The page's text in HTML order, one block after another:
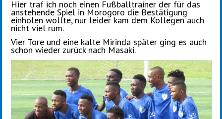
Hier traf ich noch einen Fußballtrainer der für das
anstehende Spiel in Morogoro die Bestätigung
einholen wollte, nur leider kam dem Kollegen auch
nicht viel rum.
Vier Tore und eine kalte Mirinda später ging es auch
schon wieder zurück nach Masaki.